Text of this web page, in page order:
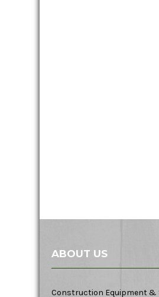
ABOUT US
Construction Equipment &